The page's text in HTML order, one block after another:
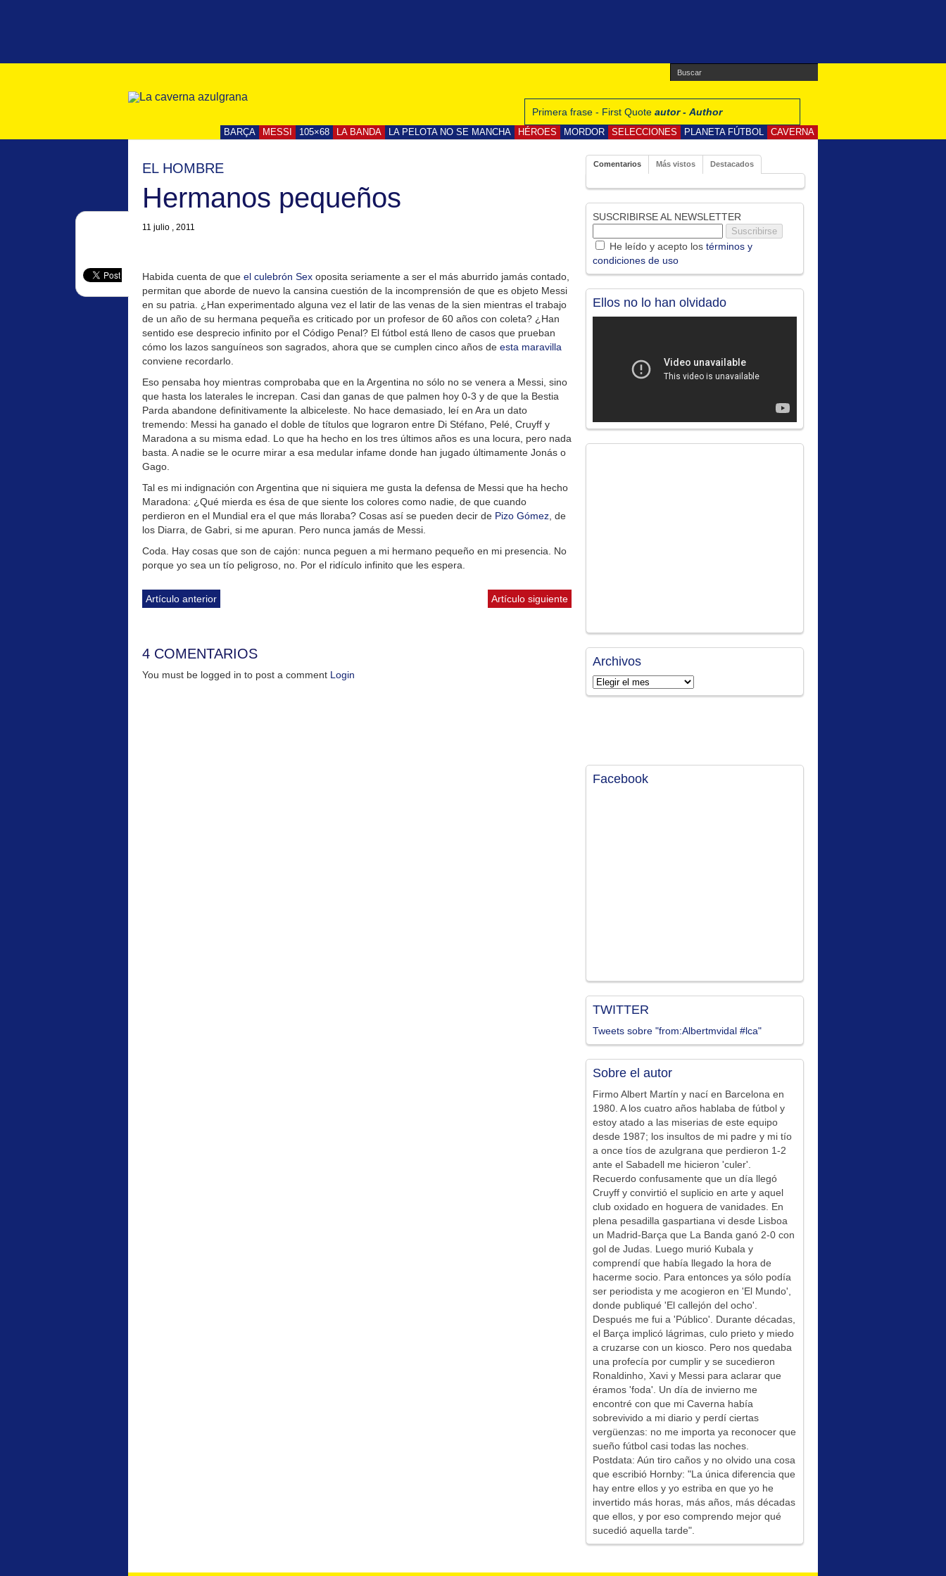
Primera frase - First Quote autor - Author
BARÇA MESSI 105×68 LA BANDA LA PELOTA NO SE MANCHA HÉROES MORDOR SELECCIONES PLANETA FÚTBOL CAVERNA
EL HOMBRE
Hermanos pequeños
11 julio , 2011
Habida cuenta de que el culebrón Sex oposita seriamente a ser el más aburrido jamás contado,
permitan que aborde de nuevo la cansina cuestión de la incomprensión de que es objeto Messi
en su patria. ¿Han experimentado alguna vez el latir de las venas de la sien mientras el trabajo
de un año de su hermana pequeña es criticado por un profesor de 60 años con coleta? ¿Han
sentido ese desprecio infinito por el Código Penal? El fútbol está lleno de casos que prueban
cómo los lazos sanguíneos son sagrados, ahora que se cumplen cinco años de esta maravilla
conviene recordarlo.
Eso pensaba hoy mientras comprobaba que en la Argentina no sólo no se venera a Messi, sino
que hasta los laterales le increpan. Casi dan ganas de que palmen hoy 0-3 y de que la Bestia
Parda abandone definitivamente la albiceleste. No hace demasiado, leí en Ara un dato
tremendo: Messi ha ganado el doble de títulos que lograron entre Di Stéfano, Pelé, Cruyff y
Maradona a su misma edad. Lo que ha hecho en los tres últimos años es una locura, pero nada
basta. A nadie se le ocurre mirar a esa medular infame donde han jugado últimamente Jonás o
Gago.
Tal es mi indignación con Argentina que ni siquiera me gusta la defensa de Messi que ha hecho
Maradona: ¿Qué mierda es ésa de que siente los colores como nadie, de que cuando
perdieron en el Mundial era el que más lloraba? Cosas así se pueden decir de Pizo Gómez , de
los Diarra, de Gabri, si me apuran. Pero nunca jamás de Messi.
Coda. Hay cosas que son de cajón: nunca peguen a mi hermano pequeño en mi presencia. No
porque yo sea un tío peligroso, no. Por el ridículo infinito que les espera.
Artículo anterior Artículo siguiente
4 COMENTARIOS
You must be logged in to post a comment Login
Comentarios Más vistos Destacados
SUSCRIBIRSE AL NEWSLETTER
He leído y acepto los términos y
condiciones de uso
Ellos no lo han olvidado
Archivos
Archivos
Facebook
TWITTER
Tweets sobre "from:Albertmvidal #lca"
Sobre el autor
Firmo Albert Martín y nací en Barcelona en
1980. A los cuatro años hablaba de fútbol y
estoy atado a las miserias de este equipo
desde 1987; los insultos de mi padre y mi tío
a once tíos de azulgrana que perdieron 1-2
ante el Sabadell me hicieron 'culer'.
Recuerdo confusamente que un día llegó
Cruyff y convirtió el suplicio en arte y aquel
club oxidado en hoguera de vanidades. En
plena pesadilla gaspartiana vi desde Lisboa
un Madrid-Barça que La Banda ganó 2-0 con
gol de Judas. Luego murió Kubala y
comprendí que había llegado la hora de
hacerme socio. Para entonces ya sólo podía
ser periodista y me acogieron en 'El Mundo',
donde publiqué 'El callejón del ocho'.
Después me fui a 'Público'. Durante décadas,
el Barça implicó lágrimas, culo prieto y miedo
a cruzarse con un kiosco. Pero nos quedaba
una profecía por cumplir y se sucedieron
Ronaldinho, Xavi y Messi para aclarar que
éramos 'foda'. Un día de invierno me
encontré con que mi Caverna había
sobrevivido a mi diario y perdí ciertas
vergüenzas: no me importa ya reconocer que
sueño fútbol casi todas las noches.
Postdata: Aún tiro caños y no olvido una cosa
que escribió Hornby: "La única diferencia que
hay entre ellos y yo estriba en que yo he
invertido más horas, más años, más décadas
que ellos, y por eso comprendo mejor qué
sucedió aquella tarde".